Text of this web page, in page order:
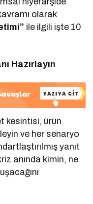
olarak
ile ilgili işte 10
Hazırlayın
kesintisi, ürün
ve her senaryo
yanıt
anında kimin, ne